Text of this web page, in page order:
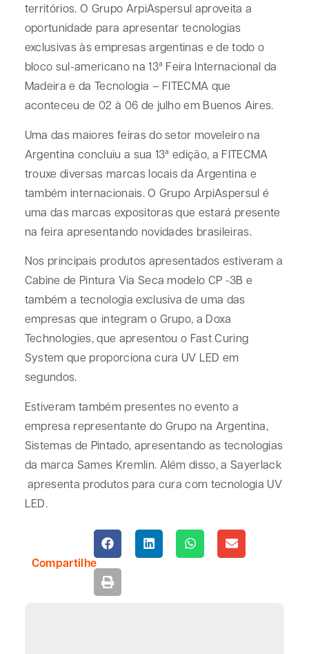
territórios. O Grupo ArpiAspersul aproveita a
oportunidade para apresentar tecnologias
exclusivas às empresas argentinas e de todo o
bloco sul-americano na 13ª Feira Internacional da
Madeira e da Tecnologia – FITECMA que
aconteceu de 02 à 06 de julho em Buenos Aires.
Uma das maiores feiras do setor moveleiro na
Argentina concluiu a sua 13ª edição, a FITECMA
trouxe diversas marcas locais da Argentina e
também internacionais. O Grupo ArpiAspersul é
uma das marcas expositoras que estará presente
na feira apresentando novidades brasileiras.
Nos principais produtos apresentados estiveram a
Cabine de Pintura Via Seca modelo CP -3B e
também a tecnologia exclusiva de uma das
empresas que integram o Grupo, a Doxa
Technologies, que apresentou o Fast Curing
System que proporciona cura UV LED em
segundos.
Estiveram também presentes no evento a
empresa representante do Grupo na Argentina,
Sistemas de Pintado, apresentando as tecnologias
da marca Sames Kremlin. Além disso, a Sayerlack
apresenta produtos para cura com tecnologia UV
LED.
Compartilhe